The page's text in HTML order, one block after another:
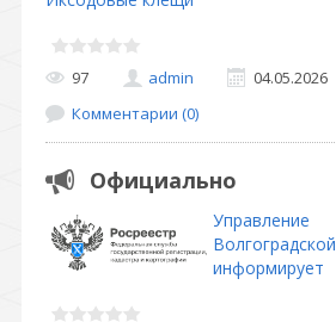
97 admin
04.05.2026
Комментарии (0)
Официально
информирует